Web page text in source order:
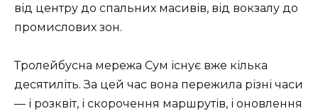
від центру до спальних масивів, від вокзалу до
промислових зон.
Тролейбусна мережа Сум існує вже кілька
десятиліть. За цей час вона пережила різні часи
— і розквіт, і скорочення маршрутів, і оновлення